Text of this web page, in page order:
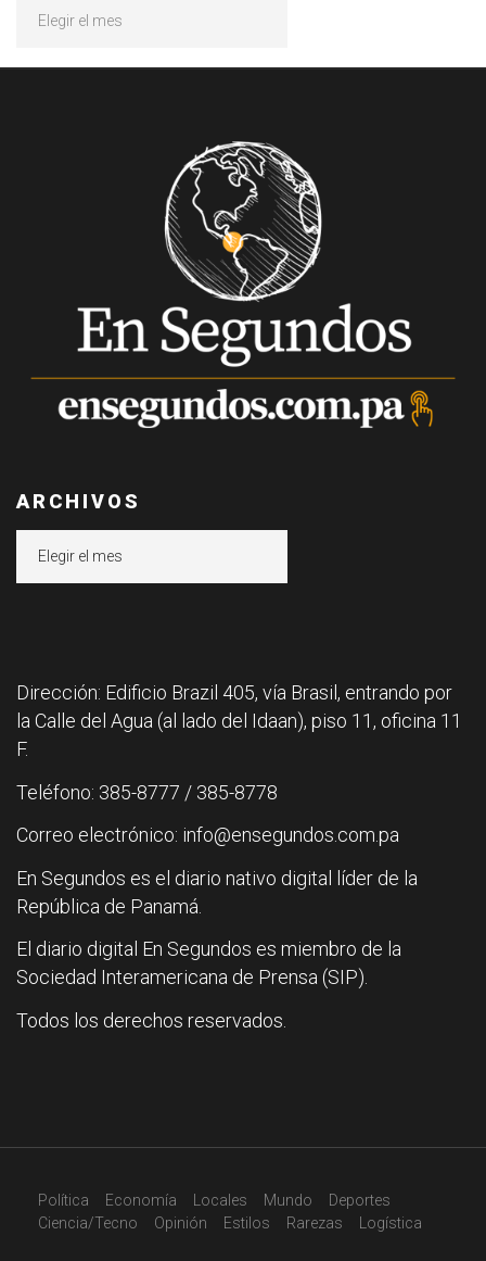
ARCHIVOS
Dirección: Edificio Brazil 405, vía Brasil, entrando por
la Calle del Agua (al lado del Idaan), piso 11, oficina 11
F.
Teléfono: 385-8777 / 385-8778
Correo electrónico: info@ensegundos.com.pa
En Segundos es el diario nativo digital líder de la
República de Panamá.
El diario digital En Segundos es miembro de la
Sociedad Interamericana de Prensa (SIP).
Todos los derechos reservados.
Política Economía Locales Mundo
Deportes
Ciencia/Tecno
Opinión Estilos Rarezas Logística